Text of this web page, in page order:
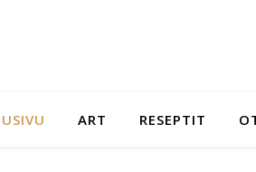
ART RESEPTIT